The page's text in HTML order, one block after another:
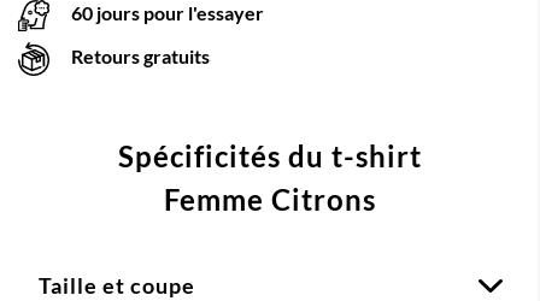
60 jours pour l'essayer
Retours gratuits
Spécificités du t-shirt
Femme Citrons
Taille et coupe